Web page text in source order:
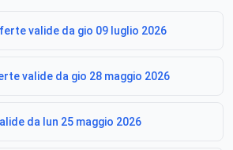
valide da gio 09 luglio 2026
valide da gio 28 maggio 2026
da lun 25 maggio 2026